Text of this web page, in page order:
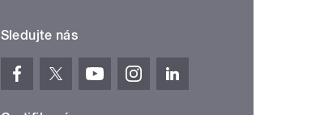
Sledujte nás